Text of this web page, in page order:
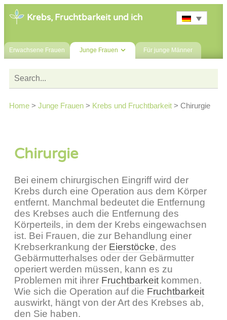
Krebs, Fruchtbarkeit und ich
Erwachsene Frauen Junge Frauen Für junge Männer
Home > Junge Frauen > Krebs und Fruchtbarkeit > Chirurgie
Chirurgie
Bei einem chirurgischen Eingriff wird der
Krebs durch eine Operation aus dem Körper
entfernt. Manchmal bedeutet die Entfernung
des Krebses auch die Entfernung des
Körperteils, in dem der Krebs eingewachsen
ist. Bei Frauen, die zur Behandlung einer
Krebserkrankung der Eierstöcke, des
Gebärmutterhalses oder der Gebärmutter
operiert werden müssen, kann es zu
Problemen mit ihrer Fruchtbarkeit kommen.
Wie sich die Operation auf die Fruchtbarkeit
auswirkt, hängt von der Art des Krebses ab,
den Sie haben.